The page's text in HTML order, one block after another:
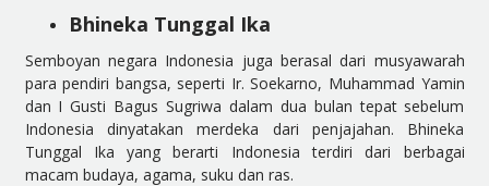
Bhineka Tunggal Ika
Semboyan negara Indonesia juga berasal dari musyawarah
para pendiri bangsa, seperti Ir. Soekarno, Muhammad Yamin
dan I Gusti Bagus Sugriwa dalam dua bulan tepat sebelum
Indonesia dinyatakan merdeka dari penjajahan. Bhineka
Tunggal Ika yang berarti Indonesia terdiri dari berbagai
macam budaya, agama, suku dan ras.